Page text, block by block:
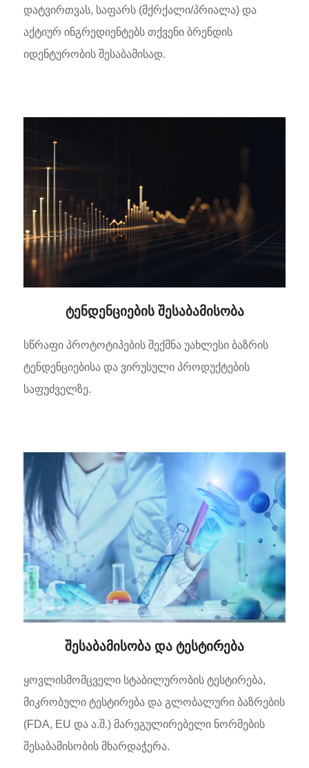
დატვირთვას, საფარს (მქრქალი/პრიალა) და
აქტიურ ინგრედიენტებს თქვენი ბრენდის
იდენტურობის შესაბამისად.
ტენდენციების შესაბამისობა
სწრაფი პროტოტიპების შექმნა უახლესი ბაზრის
ტენდენციებისა და ვირუსული პროდუქტების
საფუძველზე.
შესაბამისობა და ტესტირება
ყოვლისმომცველი სტაბილურობის ტესტირება,
მიკრობული ტესტირება და გლობალური ბაზრების
(FDA, EU და ა.შ.) მარეგულირებელი ნორმების
შესაბამისობის მხარდაჭერა.